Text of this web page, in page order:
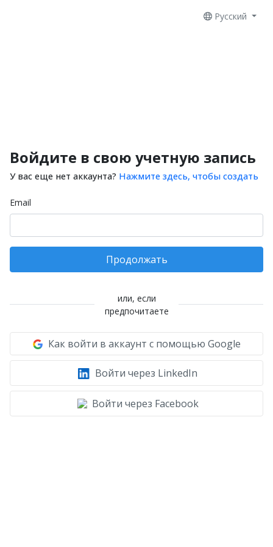
Русский
Войдите в свою учетную запись
У вас еще нет аккаунта? Нажмите здесь, чтобы создать
Email
Продолжать
или, если
предпочитаете
Как войти в аккаунт с помощью Google
Войти через LinkedIn
Войти через Facebook